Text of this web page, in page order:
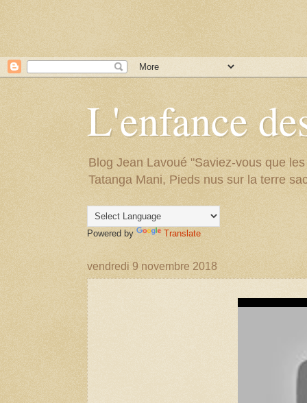
L'enfance
Blog Jean Lavoué "Saviez-vous que
Tatanga Mani, Pieds nus sur la terre
Powered by Translate
vendredi 9 novembre 2018